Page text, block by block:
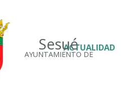
Sesué
AYUNTAMIENTO DE
ACTUALIDAD